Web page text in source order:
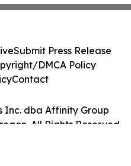
Inc. dba Affinity Group
All Rights Reserved.
Submit Press Release
DMCA Policy
Contact